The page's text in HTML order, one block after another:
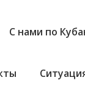
С нами по